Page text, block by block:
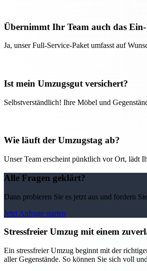
Übernimmt Ihr Team auch das
Ja, unser Full-Service-Paket umfasst auf
Ist mein Umzugsgut versichert?
Selbstverständlich! Ihre Möbel und
Wie läuft der Umzugstag ab?
Unser Team erscheint pünktlich vor Ort, lädt
Alle Fragen geklärt?
Dann probieren Sie es jetzt aus und fordern
Jetzt Anfrage starten
Stressfreier Umzug mit einem
Ein stressfreier Umzug beginnt mit der
aller Gegenstände. So können Sie sich voll